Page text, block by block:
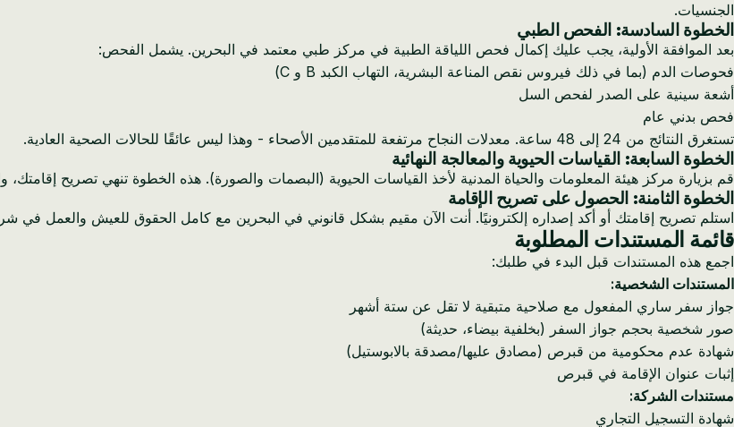
الجنسيات.
الخطوة السادسة: الفحص الطبي
بعد الموافقة الأولية، يجب عليك إكمال فحص اللياقة الطبية في مركز طبي معتمد في البحرين. يشمل الفحص:
فحوصات الدم (بما في ذلك فيروس نقص المناعة البشرية، التهاب الكبد B و C)
أشعة سينية على الصدر لفحص السل
فحص بدني عام
تستغرق النتائج من 24 إلى 48 ساعة. معدلات النجاح مرتفعة للمتقدمين الأصحاء - وهذا ليس عائقًا للحالات الصحية العادية.
الخطوة السابعة: القياسات الحيوية والمعالجة النهائية
قم بزيارة مركز هيئة المعلومات والحياة المدنية لأخذ القياسات الحيوية (البصمات والصورة). هذه الخطوة تنهي تصريح
الخطوة الثامنة: الحصول على تصريح الإقامة
استلم تصريح إقامتك أو أكد إصداره إلكترونيًا. أنت الآن مقيم بشكل قانوني في البحرين مع كامل الحقوق للعيش والعمل في
قائمة المستندات المطلوبة
اجمع هذه المستندات قبل البدء في طلبك:
المستندات الشخصية:
جواز سفر ساري المفعول مع صلاحية متبقية لا تقل عن ستة أشهر
صور شخصية بحجم جواز السفر (بخلفية بيضاء، حديثة)
شهادة عدم محكومية من قبرص (مصادق عليها/مصدقة بالابوستيل)
إثبات عنوان الإقامة في قبرص
مستندات الشركة:
شهادة التسجيل التجاري